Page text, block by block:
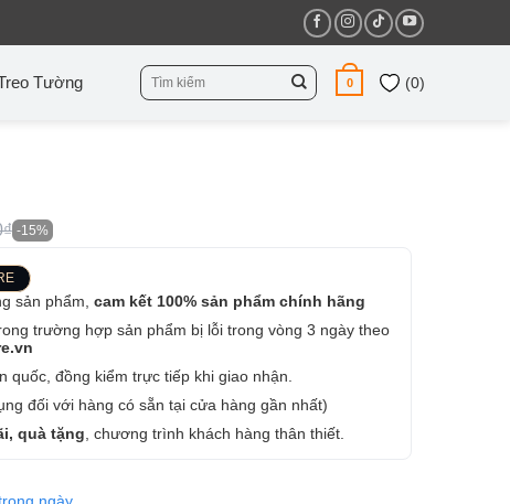
Tường
Tìm
kiếm:
0 (0)
-15%
sản phẩm, cam kết 100% sản phẩm chính hãng
trường hợp sản phẩm bị lỗi trong vòng 3 ngày theo
quốc, đồng kiểm trực tiếp khi giao nhận.
đối với hàng có sẵn tại cửa hàng gần nhất)
quà tặng , chương trình khách hàng thân thiết.